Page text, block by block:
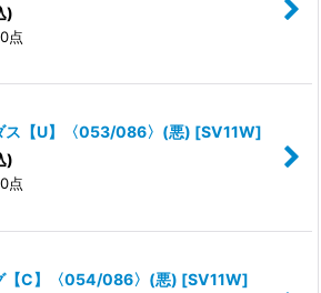
)
点
ス【U】〈053/086〉(悪) [SV11W]
)
点
【C】〈054/086〉(悪) [SV11W]